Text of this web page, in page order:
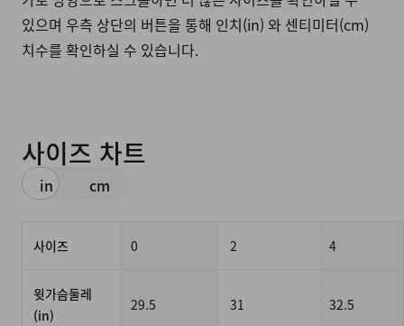
있으며 우측 상단의 버튼을 통해 인치(in) 와 센티미터(cm)
치수를 확인하실 수 있습니다.
사이즈 차트
in cm
사이즈 0 2 4
윗가슴둘레
(in)
29.5 31 32.5